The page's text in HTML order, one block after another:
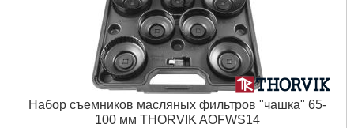
Набор съемников масляных фильтров "чашка" 65-
100 мм THORVIK AOFWS14